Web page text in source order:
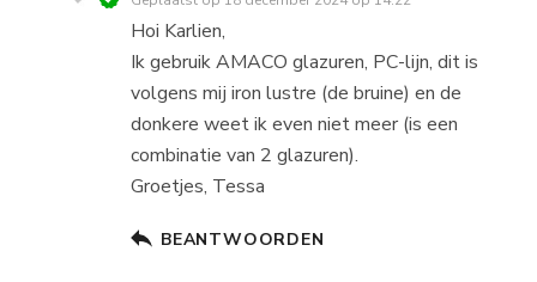
Hoi Karlien,
Ik gebruik AMACO glazuren, PC-lijn, dit is
volgens mij iron lustre (de bruine) en de
donkere weet ik even niet meer (is een
combinatie van 2 glazuren).
Groetjes, Tessa
BEANTWOORDEN